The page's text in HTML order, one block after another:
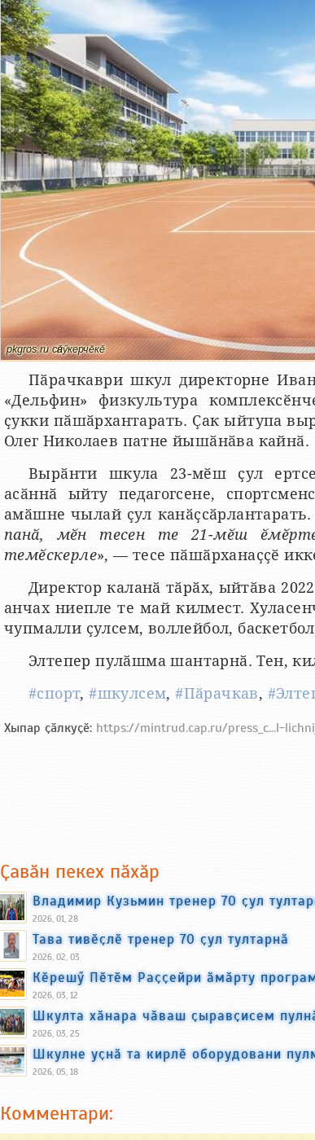
pkgros.ru сӑнӳкерчӗкӗ
Пӑрачкаври шкул директорне
«Дельфин» физкультура
ҫукки пӑшӑрхантарать. Ҫак ыйтупа
Олег Николаев патне йышӑнӑва кайнӑ.
Вырӑнти шкула 23-мӗш ҫул
асӑннӑ ыйту педагогсене,
амӑшне чылай ҫул канӑҫсӑрлантарать.
панӑ, мӗн тесен те 21-мӗш
темӗскерле», — тесе пӑшӑрханаҫҫӗ
Директор каланӑ тӑрӑх, ыйтӑва
анчах ниепле те май килмест.
чупмалли ҫулсем, воллейбол,
Элтепер пулӑшма шантарнӑ. Тен,
#спорт,#шкулсем,#Пӑрачкав,
Хыпар ҫӑлкуҫӗ: https://mintrud.cap.ru/press_c...l-
Ҫавӑн пекех пӑхӑр
Владимир Кузьмин тренер 70 ҫул
2026, 01, 28
Тава тивӗҫлӗ тренер 70 ҫул тултарнӑ
2026, 02, 03
Кӗрешӳ Пӗтӗм Раҫҫейри ӑмӑрту
2026, 03, 12
Шкулта хӑнара чӑваш ҫыравҫисем
2026, 03, 25
Шкулне уҫнӑ та кирлӗ оборудовани
2026, 05, 18
Комментари: